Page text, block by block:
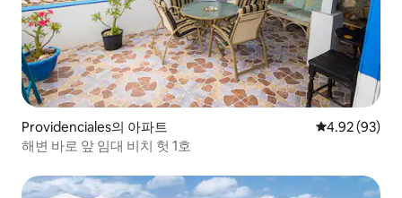
Providenciales의 아파트 평점 4.92점(5
4.92 (93)
해변 바로 앞 임대 비치 헛 1호